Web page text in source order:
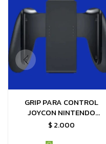
GRIP PARA CONTROL
JOYCON NINTENDO
SWITCH MANDO JOYSTICK
$ 2.000